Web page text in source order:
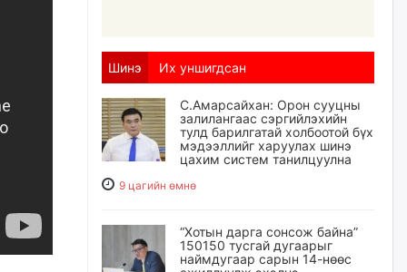
Шинэ Их уншигдсан
С.Амарсайхан: Орон сууцны
залилангаас сэргийлэхийн
тулд барилгатай холбоотой бүх
мэдээллийг харуулах шинэ
цахим систем танилцуулна
9 цагийн өмнө
“Хотын дарга сонсож байна”
150150 тусгай дугаарыг
наймдугаар сарын 14-нөөс